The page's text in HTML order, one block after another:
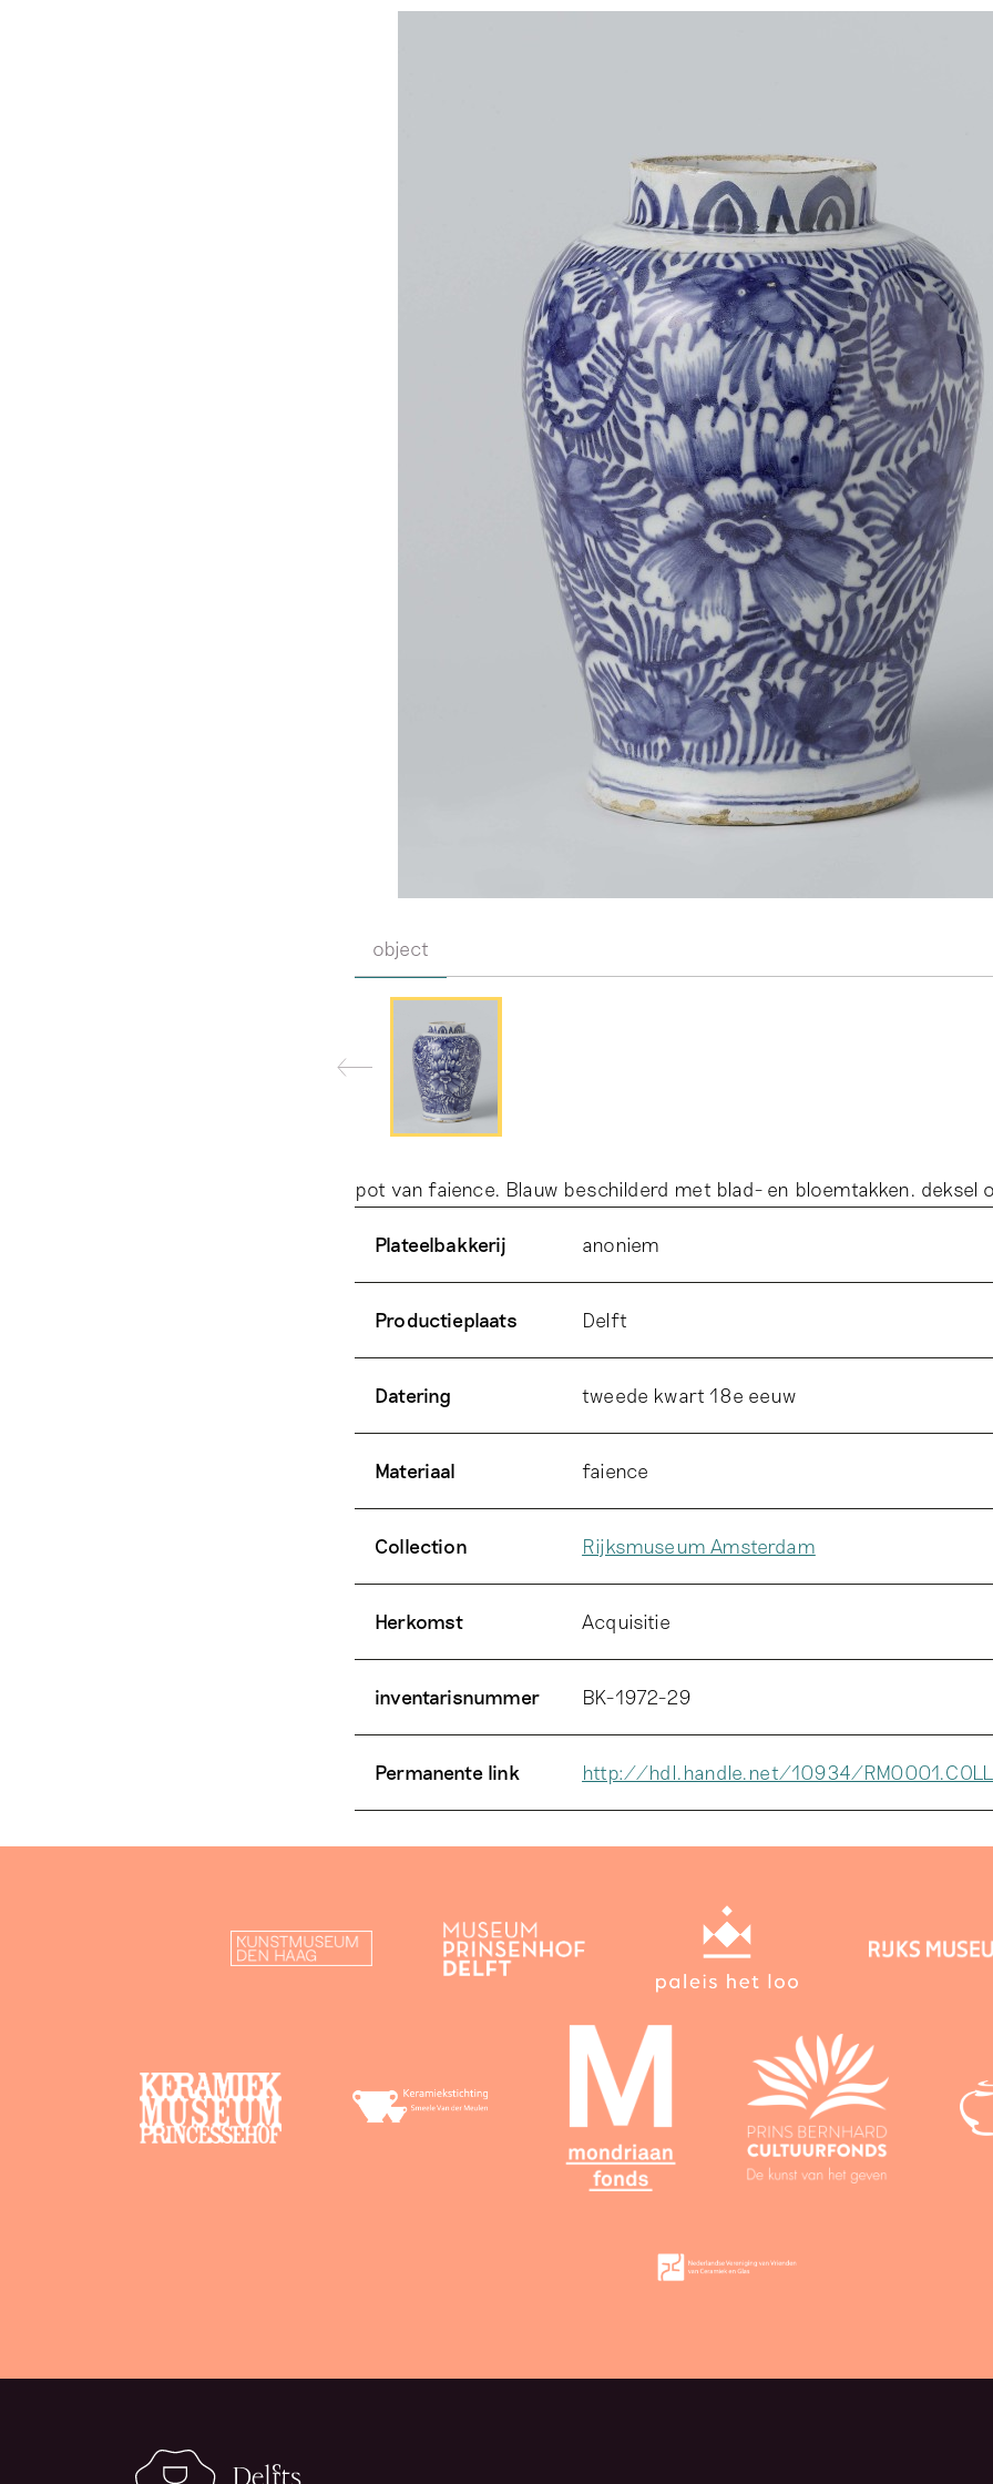
object
pot van faience. Blauw beschilderd met blad- en bloemtakken. deksel
Plateelbakkerij anoniem
Productieplaats Delft
Datering tweede kwart 18e eeuw
Materiaal faience
Collection Rijksmuseum Amsterdam
Herkomst Acquisitie
inventarisnummer BK-1972-29
Permanente link http://hdl.handle.net/10934/